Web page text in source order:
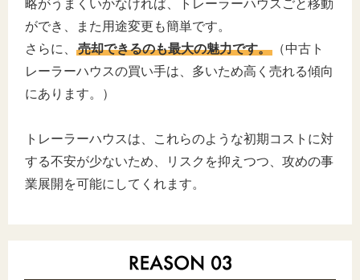
略がうまくいかなければ、トレーラーハウスごと移動
ができ、また用途変更も簡単です。
さらに、
売却できるのも最大の魅力です。
（中古ト
レーラーハウスの買い手は、多いため高く売れる傾向
にあります。）
トレーラーハウスは、これらのような初期コストに対
する不安が少ないため、リスクを抑えつつ、攻めの事
業展開を可能にしてくれます。